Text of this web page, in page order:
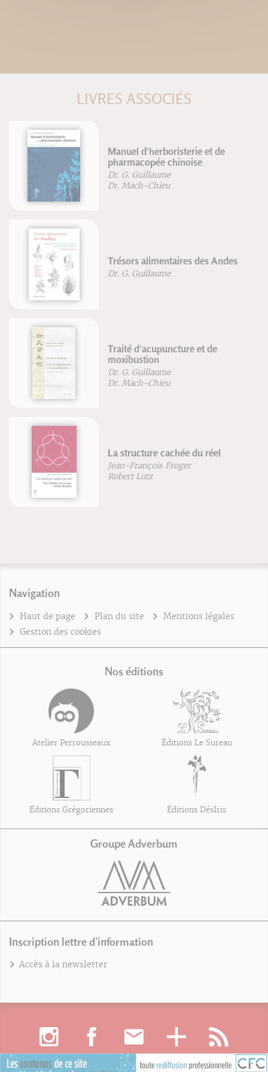
LIVRES ASSOCIÉS
Manuel d'herboristerie et de
pharmacopée chinoise
Dr. G. Guillaume
Dr. Mach-Chieu
Trésors alimentaires des Andes
Dr. G. Guillaume
Traité d'acupuncture et de
moxibustion
Dr. G. Guillaume
Dr. Mach-Chieu
La structure cachée du réel
Jean-François Froger
Robert Lutz
Navigation
Haut de page Plan du site
Mentions légales
Gestion des cookies
Nos éditions
Atelier Perrousseaux Éditions Le Sureau
Éditions Grégoriennes Éditions DésIris
Groupe Adverbum
Inscription lettre d'information
Accès à la newsletter